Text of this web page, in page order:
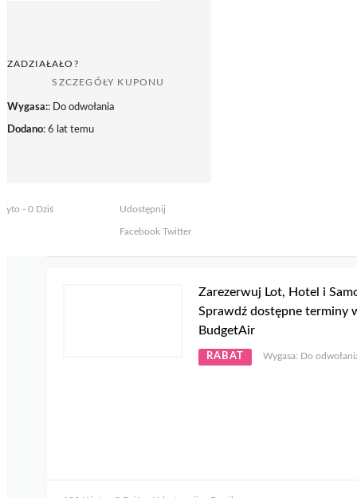
ZADZIAŁAŁO?
SZCZEGÓŁY KUPONU
Wygasa:: Do odwołania
Dodano: 6 lat temu
- 0 Dziś Udostępnij
FacebookTwitter
Zarezerwuj Lot, Hotel i
Sprawdź dostępne terminy
BudgetAir
RABAT Wygasa: Do